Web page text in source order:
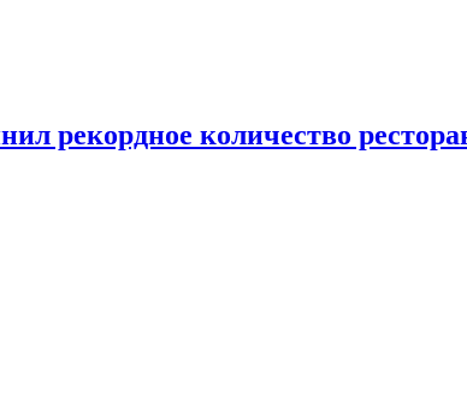
рекордное количество